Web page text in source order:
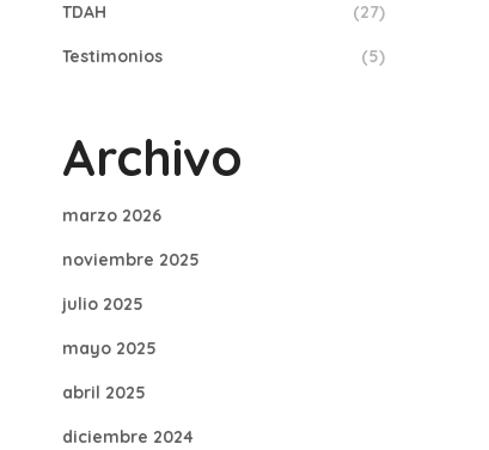
TDAH (27)
Testimonios (5)
Archivo
marzo 2026
noviembre 2025
julio 2025
mayo 2025
abril 2025
diciembre 2024